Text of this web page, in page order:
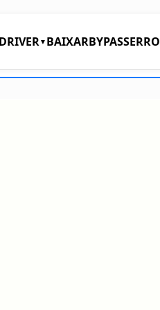
DRIVER▼ BAIXARBYPASSERRO